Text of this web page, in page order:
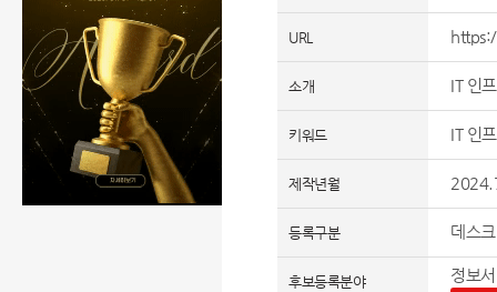
URL
소개 IT 인
키워드 IT 인
제작년월
등록구분 데스
후보등록분야 정보